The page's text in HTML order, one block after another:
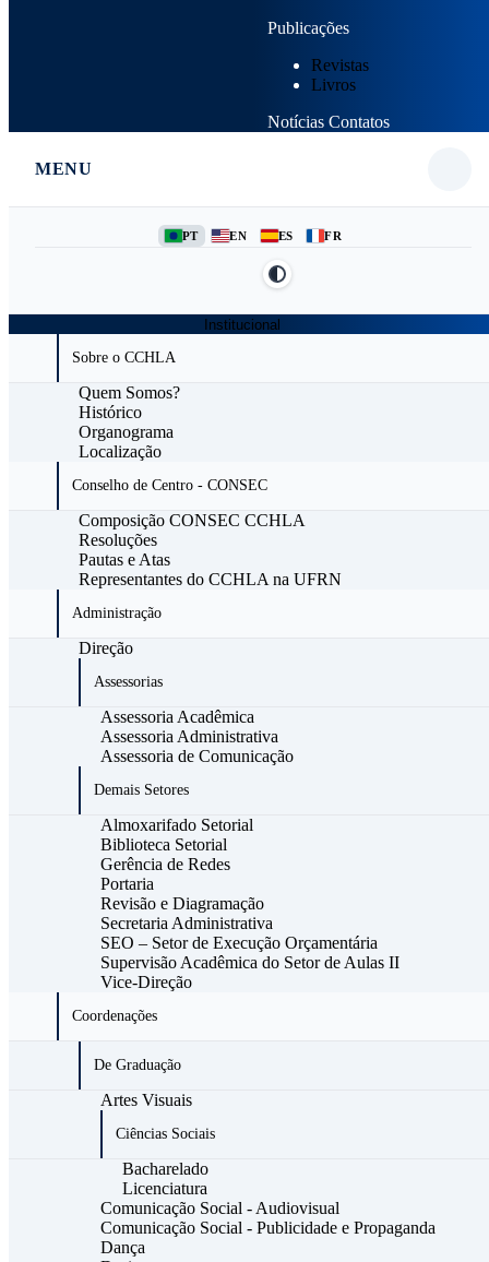
Publicações
Revistas
Livros
Notícias Contatos
MENU
PT EN ES FR
Institucional
Sobre o CCHLA
Quem Somos?
Histórico
Organograma
Localização
Conselho de Centro - CONSEC
Composição CONSEC CCHLA
Resoluções
Pautas e Atas
Representantes do CCHLA na UFRN
Administração
Direção
Assessorias
Assessoria Acadêmica
Assessoria Administrativa
Assessoria de Comunicação
Demais Setores
Almoxarifado Setorial
Biblioteca Setorial
Gerência de Redes
Portaria
Revisão e Diagramação
Secretaria Administrativa
SEO – Setor de Execução Orçamentária
Supervisão Acadêmica do Setor de Aulas II
Vice-Direção
Coordenações
De Graduação
Artes Visuais
Ciências Sociais
Bacharelado
Licenciatura
Comunicação Social - Audiovisual
Comunicação Social - Publicidade e Propaganda
Dança